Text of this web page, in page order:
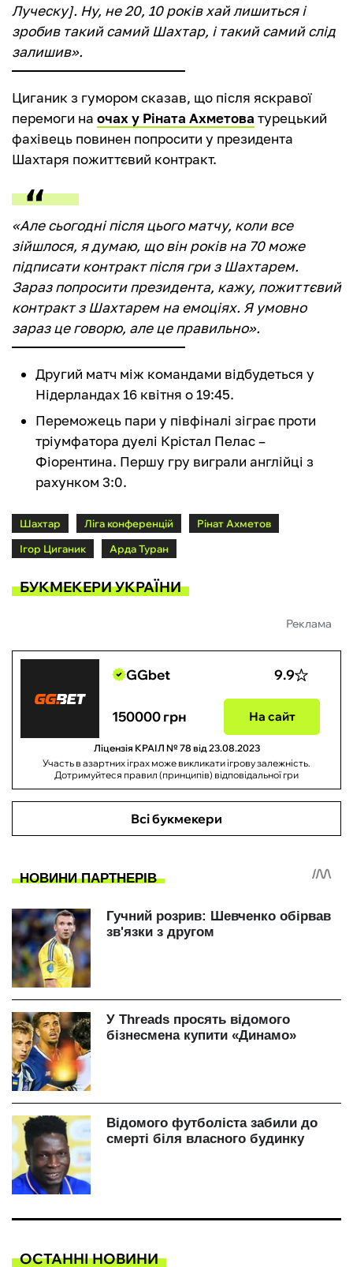
Луческу]. Ну, не 20, 10 років хай лишиться і
зробив такий самий Шахтар, і такий самий слід
залишив».
Циганик з гумором сказав, що після яскравої
перемоги на очах у Ріната Ахметова турецький
фахівець повинен попросити у президента
Шахтаря пожиттєвий контракт.
«Але сьогодні після цього матчу, коли все
зійшлося, я думаю, що він років на 70 може
підписати контракт після гри з Шахтарем.
Зараз попросити президента, кажу, пожиттєвий
контракт з Шахтарем на емоціях. Я умовно
зараз це говорю, але це правильно».
Другий матч між командами відбудеться у
Нідерландах 16 квітня о 19:45.
Переможець пари у півфіналі зіграє проти
тріумфатора дуелі Крістал Пелас –
Фіорентина. Першу гру виграли англійці з
рахунком 3:0.
Шахтар Ліга конференцій
Рінат Ахметов
Ігор Циганик
Арда Туран
БУКМЕКЕРИ УКРАЇНИ
Реклама
GGbet 9.9
150000 грн На сайт
Ліцензія КРАІЛ № 78 від 23.08.2023
Участь в азартних іграх може викликати ігрову залежність.
Дотримуйтеся правил (принципів) відповідальної гри
Всі букмекери
ОСТАННІ НОВИНИ